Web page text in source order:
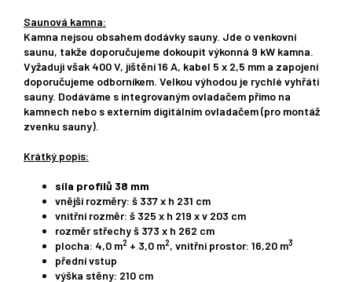
Saunová kamna:
Kamna nejsou obsahem dodávky sauny. Jde o venkovní
saunu, takže doporučujeme dokoupit výkonná 9 kW kamna.
Vyžaduji však 400 V, jištění 16 A, kabel 5 x 2,5 mm a zapojení
doporučujeme odborníkem. Velkou výhodou je rychlé vyhřátí
sauny. Dodáváme s integrovaným ovladačem přímo na
kamnech nebo s externím digitálním ovladačem (pro montáž
zvenku sauny).
Krátký popis:
síla profilů 38 mm
vnější rozměry: š 337 x h 231 cm
vnitřní rozměr: š 325 x h 219 x v 203 cm
rozměr střechy š 373 x h 262 cm
plocha: 4,0 m2 + 3,0 m2, vnitřní prostor: 16,20 m3
přední vstup
výška stěny: 210 cm